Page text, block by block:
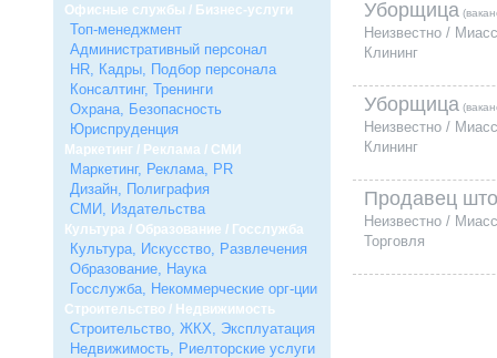
Уборщица
Неизвестно / Миасс
Клининг
Уборщица
Неизвестно / Миасс
Клининг
Продавец
Неизвестно / Миасс
Торговля
Офисные службы / Бизнес-услуги
Топ-менеджмент
Административный персонал
HR, Кадры, Подбор персонала
Консалтинг, Тренинги
Охрана, Безопасность
Юриспруденция
Маркетинг / Реклама / СМИ
Маркетинг, Реклама, PR
Дизайн, Полиграфия
СМИ, Издательства
Культура / Образование / Госслужба
Культура, Искусство, Развлечения
Образование, Наука
Госслужба, Некоммерческие орг-ции
Строительство / Недвижимость
Строительство, ЖКХ, Эксплуатация
Недвижимость, Риелторские услуги